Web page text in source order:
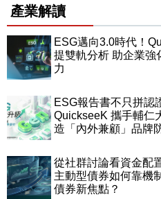
產業解讀
ESG邁向3.0時代！
提雙軌分析 助企業強
力
ESG報告書不只拼認
QuickseeK 攜手輔仁
造「內外兼顧」品牌
從社群討論看資金配
主動型債券如何靠機
債券新焦點？